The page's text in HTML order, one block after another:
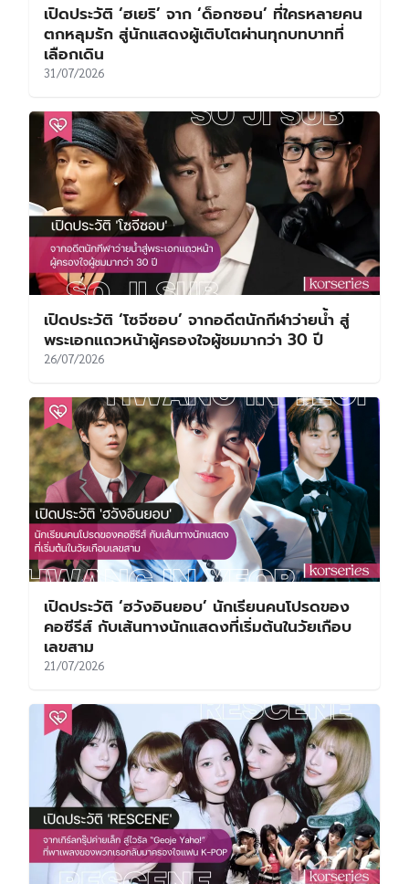
เปิดประวัติ ‘ฮเยริ’ จาก ‘ด็อกซอน’ ที่ใครหลายคน
ตกหลุมรัก สู่นักแสดงผู้เติบโตผ่านทุกบทบาทที่
เลือกเดิน
31/07/2026
เปิดประวัติ ‘โซจีซอบ’ จากอดีตนักกีฬาว่ายน้ำ สู่
พระเอกแถวหน้าผู้ครองใจผู้ชมมากว่า 30 ปี
26/07/2026
เปิดประวัติ ‘ฮวังอินยอบ’ นักเรียนคนโปรดของ
คอซีรีส์ กับเส้นทางนักแสดงที่เริ่มต้นในวัยเกือบ
เลขสาม
21/07/2026